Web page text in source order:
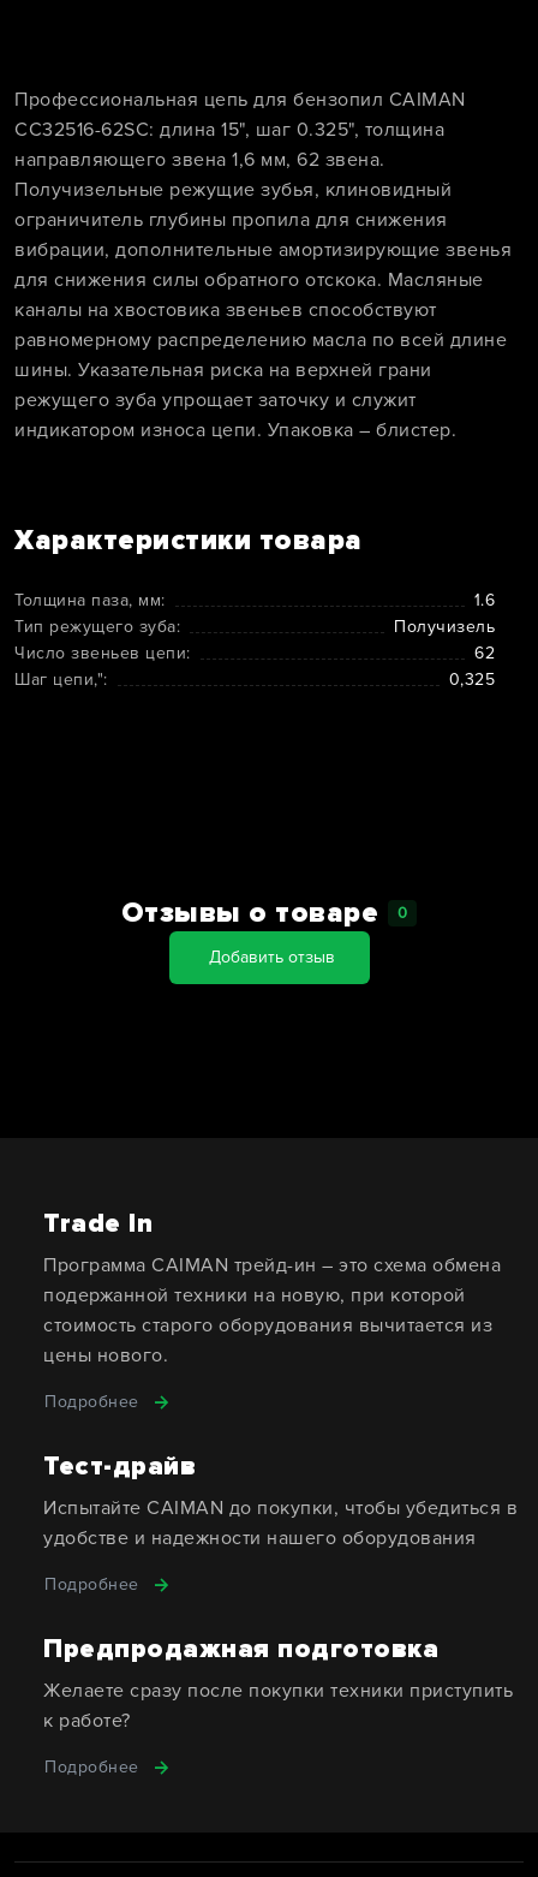
Профессиональная цепь для бензопил CAIMAN
CC32516-62SC: длина 15", шаг 0.325", толщина
направляющего звена 1,6 мм, 62 звена.
Получизельные режущие зубья, клиновидный
ограничитель глубины пропила для снижения
вибрации, дополнительные амортизирующие звенья
для снижения силы обратного отскока. Масляные
каналы на хвостовика звеньев способствуют
равномерному распределению масла по всей длине
шины. Указательная риска на верхней грани
режущего зуба упрощает заточку и служит
индикатором износа цепи. Упаковка – блистер.
Характеристики товара
Толщина паза, мм:
1.6
Тип режущего зуба:
Получизель
Число звеньев цепи:
62
Шаг цепи,":
0,325
Отзывы о товаре 0
Добавить отзыв
Trade In
Программа CAIMAN трейд-ин – это схема обмена
подержанной техники на новую, при которой
стоимость старого оборудования вычитается из
цены нового.
Подробнее
Тест-драйв
Испытайте CAIMAN до покупки, чтобы убедиться в
удобстве и надежности нашего оборудования
Подробнее
Предпродажная подготовка
Желаете сразу после покупки техники приступить
к работе?
Подробнее